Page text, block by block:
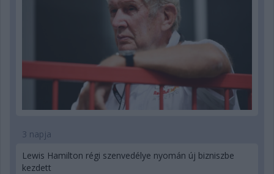
3 napja
Lewis Hamilton régi szenvedélye nyomán új bizniszbe
kezdett